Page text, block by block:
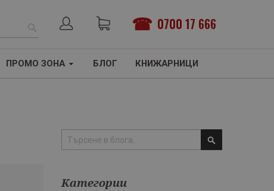
0700 17 666
ТЪРСЕНЕ
ПРОМО ЗОНА БЛОГ КНИЖАРНИЦИ
Търсене
Категории